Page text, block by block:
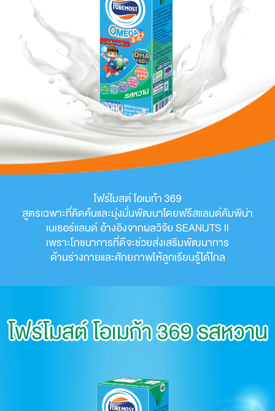
โฟร์โมสต์ โอเมก้า 369
สูตรเฉพาะที่คิดค้นและมุ่งมั่นพัฒนาโดยฟรีสแลนด์คัมพิน่า
เนเธอร์แลนด์อ้างอิงจากผลวิจัย SEANUTS II
เพราะโภชนาการที่ดีจะช่วยส่งเสริมพัฒนาการ
ด้านร่างกายและศักยภาพให้ลูกเรียนรู้ได้ไกล
โฟร์โมสต์ โอเมก้า 369รสหวาน